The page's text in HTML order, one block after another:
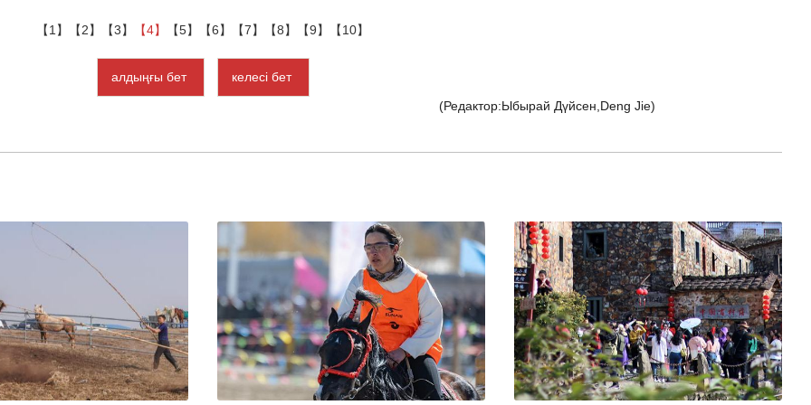
【1】 【2】 【3】 【4】 【5】 【6】 【7】 【8】 【9】 【10】
алдыңғы бет
келесі бет
(Редактор:Ыбырай Дүйсен,Deng Jie)